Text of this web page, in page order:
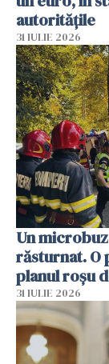
autoritățile
31 IULIE 2026
Un
răsturnat. O
planul roșu
31 IULIE 2026